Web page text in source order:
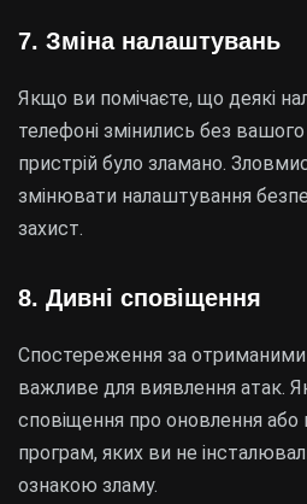
7. Зміна налаштувань
Якщо ви помічаєте, що деякі
телефоні змінились без
пристрій було зламано.
змінювати налаштування
захист.
8. Дивні сповіщення
Спостереження за
важливе для виявлення атак.
сповіщення про оновлення або
програм, яких ви не
ознакою зламу.